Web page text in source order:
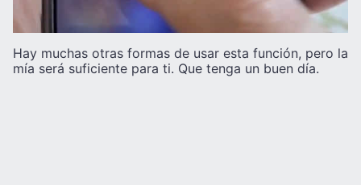
Hay muchas otras formas de usar esta función, pero la
mía será suficiente para ti. Que tenga un buen día.